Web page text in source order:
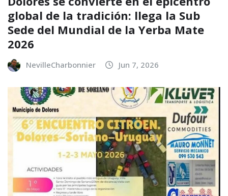
global de la tradición: llega la Sub
Sede del Mundial de la Yerba Mate
2026
NevilleCharbonnier Jun 7, 2026